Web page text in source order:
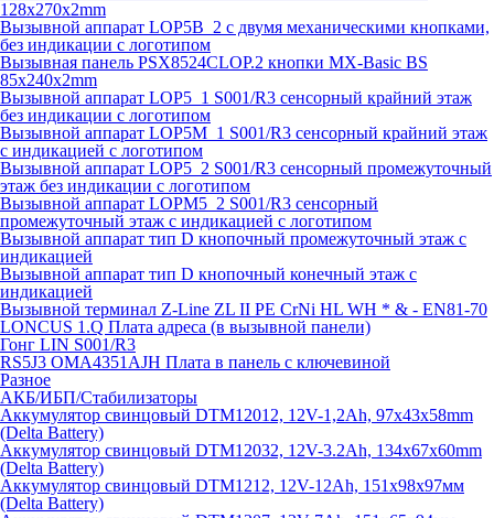
128х270х2mm
Вызывной аппарат LOP5B_2 с двумя механическими кнопками,
без индикации с логотипом
Вызывная панель PSX8524CLOP.2 кнопки MX-Basic BS
85х240х2mm
Вызывной аппарат LOP5_1 S001/R3 сенсорный крайний этаж
без индикации с логотипом
Вызывной аппарат LOP5M_1 S001/R3 сенсорный крайний этаж
с индикацией с логотипом
Вызывной аппарат LOP5_2 S001/R3 сенсорный промежуточный
этаж без индикации с логотипом
Вызывной аппарат LOPM5_2 S001/R3 сенсорный
промежуточный этаж с индикацией с логотипом
Вызывной аппарат тип D кнопочный промежуточный этаж с
индикацией
Вызывной аппарат тип D кнопочный конечный этаж с
индикацией
Вызывной терминал Z-Line ZL II PE CrNi HL WH * & - EN81-70
LONCUS 1.Q Плата адреса (в вызывной панели)
Гонг LIN S001/R3
RS5J3 OMA4351AJH Плата в панель с ключевиной
Разное
АКБ/ИБП/Стабилизаторы
Аккумулятор свинцовый DTM12012, 12V-1,2Ah, 97х43х58mm
(Delta Battery)
Аккумулятор свинцовый DTM12032, 12V-3.2Ah, 134x67x60mm
(Delta Battery)
Аккумулятор свинцовый DTM1212, 12V-12Ah, 151х98х97мм
(Delta Battery)